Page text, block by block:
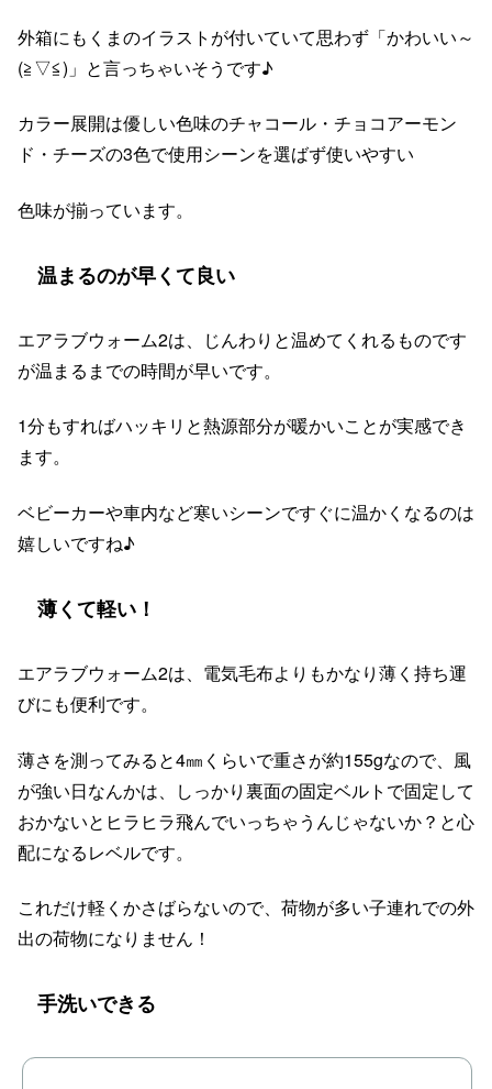
外箱にもくまのイラストが付いていて思わず「かわいい～
(≧▽≦)」と言っちゃいそうです♪
カラー展開は優しい色味のチャコール・チョコアーモン
ド・チーズの3色で使用シーンを選ばず使いやすい
色味が揃っています。
温まるのが早くて良い
エアラブウォーム2は、じんわりと温めてくれるものです
が温まるまでの時間が早いです。
1分もすればハッキリと熱源部分が暖かいことが実感でき
ます。
ベビーカーや車内など寒いシーンですぐに温かくなるのは
嬉しいですね♪
薄くて軽い！
エアラブウォーム2は、電気毛布よりもかなり薄く持ち運
びにも便利です。
薄さを測ってみると4㎜くらいで重さが約155gなので、風
が強い日なんかは、しっかり裏面の固定ベルトで固定して
おかないとヒラヒラ飛んでいっちゃうんじゃないか？と心
配になるレベルです。
これだけ軽くかさばらないので、荷物が多い子連れでの外
出の荷物になりません！
手洗いできる